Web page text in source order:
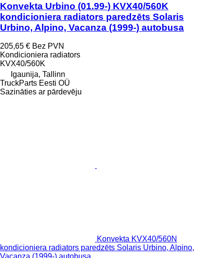
Konvekta Urbino (01.99-) KVX40/560K
kondicioniera radiators paredzēts Solaris
Urbino, Alpino, Vacanza (1999-) autobusa
205,65 € Bez PVN
Kondicioniera radiators
KVX40/560K
Igaunija, Tallinn
TruckParts Eesti OÜ
Sazināties ar pārdevēju
Konvekta KVX40/560N
kondicioniera radiators paredzēts Solaris Urbino, Alpino,